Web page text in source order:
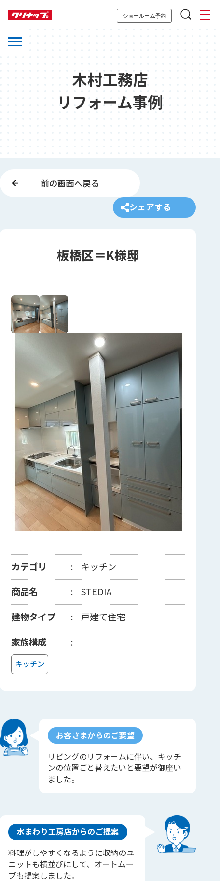
ショールーム予約
木村工務店
リフォーム事例
前の画面へ戻る
シェアする
板橋区＝K様邸
カテゴリ
キッチン
商品名
STEDIA
建物タイプ
戸建て住宅
家族構成
キッチン
お客さまからのご要望
リビングのリフォームに伴い、キッチ
ンの位置ごと替えたいと要望が御座い
ました。
水まわり工房店からのご提案
料理がしやすくなるように収納のユ
ニットも横並びにして、オートムー
ブも提案しました。